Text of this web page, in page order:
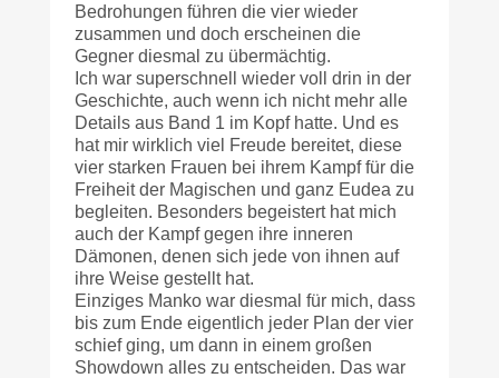
Bedrohungen führen die vier wieder
zusammen und doch erscheinen die
Gegner diesmal zu übermächtig.
Ich war superschnell wieder voll drin in der
Geschichte, auch wenn ich nicht mehr alle
Details aus Band 1 im Kopf hatte. Und es
hat mir wirklich viel Freude bereitet, diese
vier starken Frauen bei ihrem Kampf für die
Freiheit der Magischen und ganz Eudea zu
begleiten. Besonders begeistert hat mich
auch der Kampf gegen ihre inneren
Dämonen, denen sich jede von ihnen auf
ihre Weise gestellt hat.
Einziges Manko war diesmal für mich, dass
bis zum Ende eigentlich jeder Plan der vier
schief ging, um dann in einem großen
Showdown alles zu entscheiden. Das war